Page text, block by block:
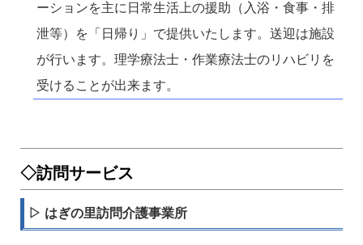
ーションを主に日常生活上の援助（入浴・食事・排
泄等）を「日帰り」で提供いたします。送迎は施設
が行います。理学療法士・作業療法士のリハビリを
受けることが出来ます。
◇訪問サービス
▷ はぎの里訪問介護事業所